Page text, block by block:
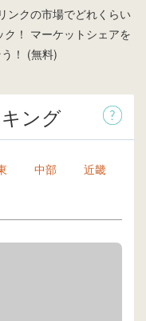
ンクの市場でどれくらい
！ マーケットシェアを
！ (無料)
ング
中部 近畿